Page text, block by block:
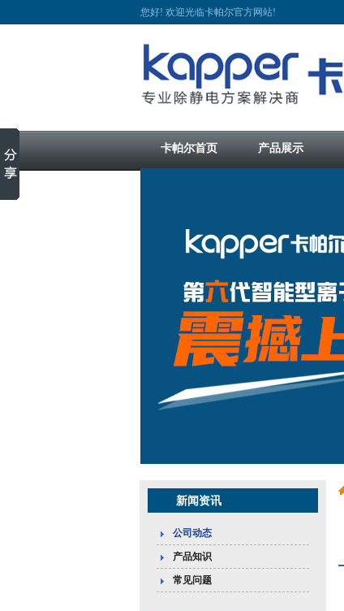
您好! 欢迎光临卡帕尔官方网站!
卡帕尔首页 产品展示
新闻资讯
公司动态
产品知识
常见问题